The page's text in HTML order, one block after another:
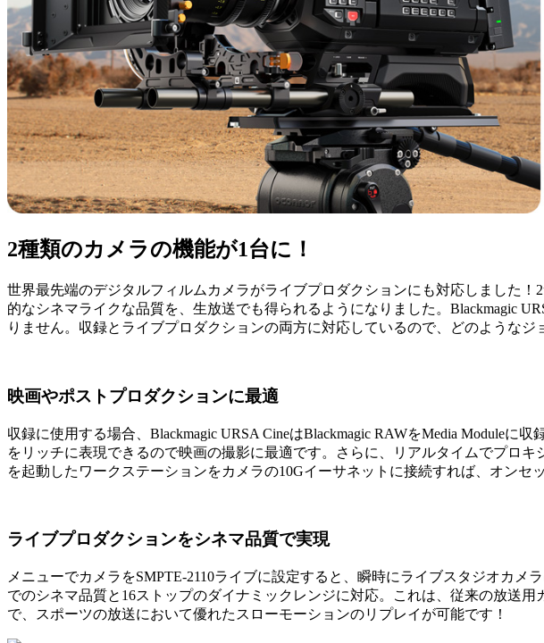
2種類のカメラの機能が1台に！
世界最先端のデジタルフィルムカメラがライブプロダクションにも対応しました
的なシネマライクな品質を、生放送でも得られるようになりました。Blackmagic
りません。収録とライブプロダクションの両方に対応しているので、どのようなジ
映画やポストプロダクションに最適
収録に使用する場合、Blackmagic URSA CineはBlackmagic RAWをMedia Module
をリッチに表現できるので映画の撮影に最適です。さらに、リアルタイムでプロ
を起動したワークステーションをカメラの10Gイーサネットに接続すれば、オンセ
ライブプロダクションをシネマ品質で実現
メニューでカメラをSMPTE-2110ライブに設定すると、瞬時にライブスタジオカメ
でのシネマ品質と16ストップのダイナミックレンジに対応。これは、従来の放送
で、スポーツの放送において優れたスローモーションのリプレイが可能です！